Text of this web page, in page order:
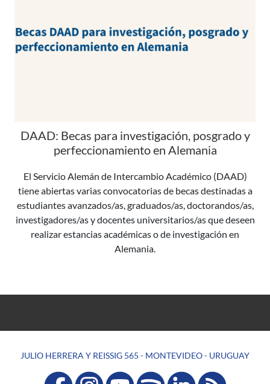
DAAD: Becas para investigación, posgrado y
perfeccionamiento en Alemania
El Servicio Alemán de Intercambio Académico (DAAD)
tiene abiertas varias convocatorias de becas destinadas a
estudiantes avanzados/as, graduados/as, doctorandos/as,
investigadores/as y docentes universitarios/as que deseen
realizar estancias académicas o de investigación en
Alemania.
JULIO HERRERA Y REISSIG 565 - MONTEVIDEO - URUGUAY